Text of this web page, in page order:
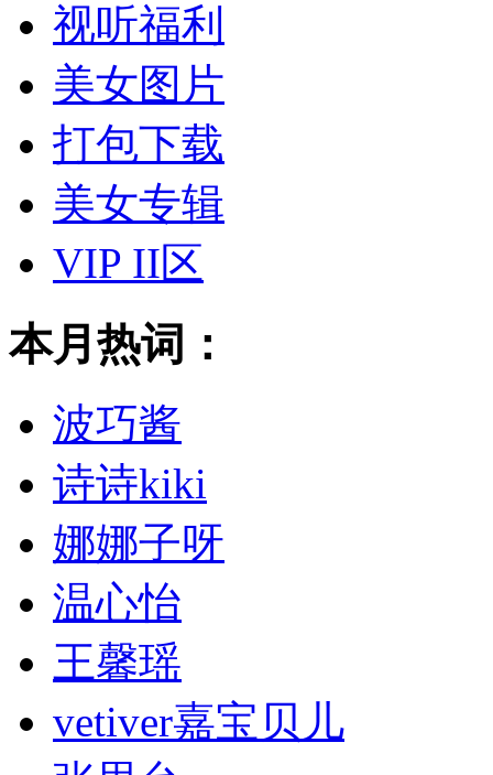
视听福利
美女图片
打包下载
美女专辑
VIP II区
本月热词：
波巧酱
诗诗kiki
娜娜子呀
温心怡
王馨瑶
vetiver嘉宝贝儿